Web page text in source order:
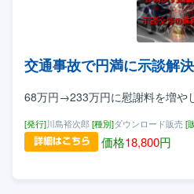
交通事故で円満に示談解
68万円→233万円に慰謝料を増や
[発行]川島裕次郎[種別]ダウンロード販売[
価格18,800円